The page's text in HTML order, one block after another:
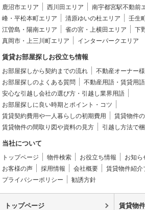
鹿沼市エリア
西川田エリア 南宇都宮駅不動前
峰・平松本町エリア
清原ゆいの杜エリア
壬生
江曽島・陽南エリア
雀の宮・上横田エリア
下
真岡市・上三川町エリア
インターパークエリア
賃貸お部屋探しお役立ち情報
お部屋探しから契約までの流れ
不動産オーナー
お部屋探しのよくある質問
不動産用語・賃貸用
安心な引越し会社の選び方・引越し業界用語
お部屋探しに良い時期とポイント・コツ
賃貸契約費用や一人暮らしの初期費用
賃貸物件
賃貸物件の間取り図や資料の見方
引越し方法で
当社について
トップページ 物件検索 お役立ち情報 お知ら
お客様の声
採用情報 会社概要 賃貸物件紹介
プライバシーポリシー
勧誘方針
トップページ 賃貸物